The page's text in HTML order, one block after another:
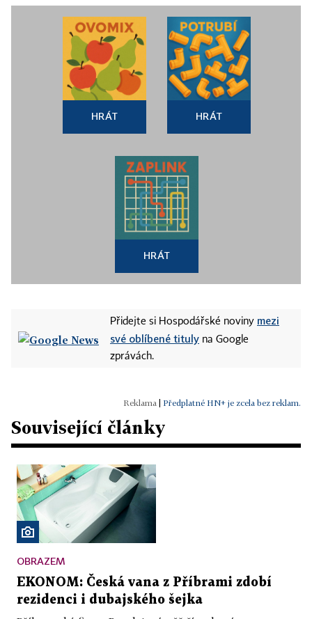
HRÁT HRÁT
HRÁT
Přidejte si Hospodářské noviny mezi
své oblíbené tituly na Google
zprávách.
Předplatné HN+ je zcela bez reklam.
Související články
OBRAZEM
EKONOM: Česká vana z Příbrami zdobí
rezidenci i dubajského šejka